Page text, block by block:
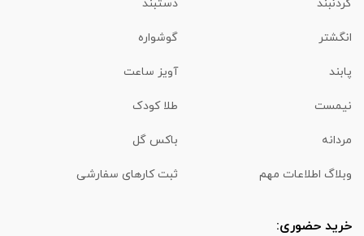
گردنبند دستبند
انگشتر گوشواره
پابند آویز ساعت
نیمست طلا کودک
مردانه باکس گل
وبلاگ اطلاعات مهم ثبت کارهای سفارشی
خرید حضوری: